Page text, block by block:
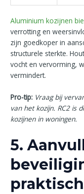
Aluminium kozijnen
verrotting en
zijn goedkoper in
structurele sterkte.
vocht en vervorming,
vermindert.
Pro-tip: Vraag bij
van het kozijn. RC2 is
kozijnen in woningen.
5.